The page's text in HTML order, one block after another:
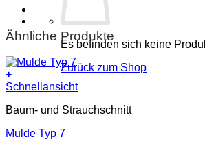
Es befinden sich keine
Zurück zum Shop
Ähnliche Produkte
+
Schnellansicht
Baum- und Strauchschnitt
Mulde Typ 7